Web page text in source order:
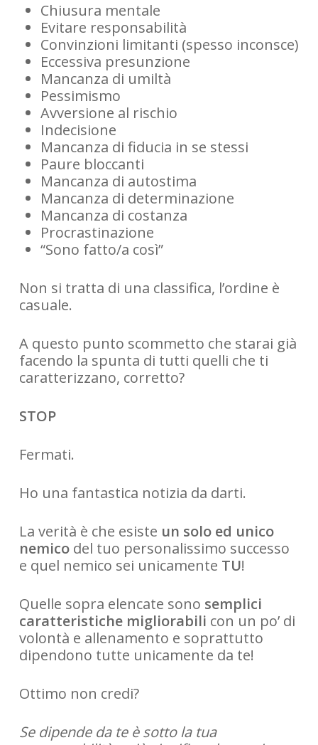
Chiusura mentale
Evitare responsabilità
Convinzioni limitanti (spesso inconsce)
Eccessiva presunzione
Mancanza di umiltà
Pessimismo
Avversione al rischio
Indecisione
Mancanza di fiducia in se stessi
Paure bloccanti
Mancanza di autostima
Mancanza di determinazione
Mancanza di costanza
Procrastinazione
“Sono fatto/a così”
Non si tratta di una classifica, l’ordine è
casuale.
A questo punto scommetto che starai già
facendo la spunta di tutti quelli che ti
caratterizzano, corretto?
STOP
Fermati.
Ho una fantastica notizia da darti.
La verità è che esiste un solo ed unico
nemicodel tuo personalissimo successo
e quel nemico sei unicamente TU!
Quelle sopra elencate sono semplici
caratteristiche migliorabili con un po’ di
volontà e allenamento e soprattutto
dipendono tutte unicamente da te!
Ottimo non credi?
Se dipende da te è sotto la tua